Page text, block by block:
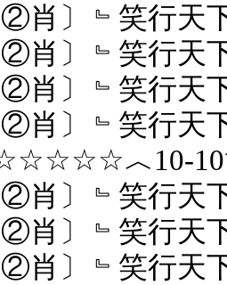
肖〕﹄笑行天
肖〕﹄笑行天
肖〕﹄笑行天
肖〕﹄笑行天
肖〕﹄笑行天
肖〕﹄笑行天
肖〕﹄笑行天